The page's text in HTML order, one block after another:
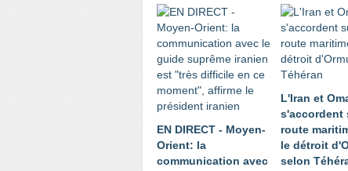
EN DIRECT - Moyen-
Orient: la
communication avec
L'Iran et
s'accordent
route
le détroit
selon